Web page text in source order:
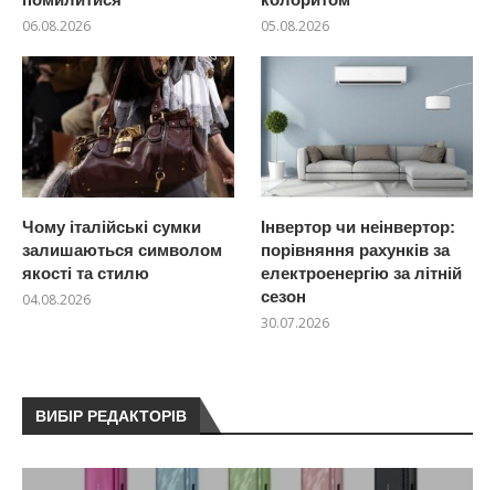
06.08.2026
05.08.2026
Чому італійські сумки
залишаються символом
якості та стилю
04.08.2026
Інвертор чи неінвертор:
порівняння рахунків за
електроенергію за літній
сезон
30.07.2026
ВИБІР РЕДАКТОРІВ